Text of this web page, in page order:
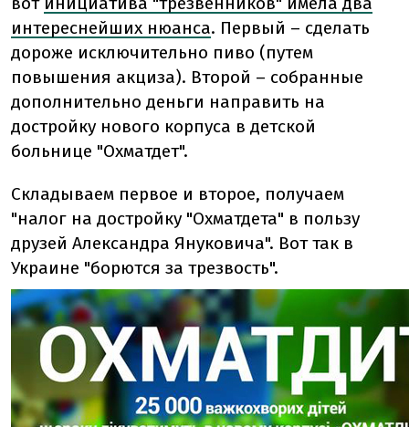
интереснейших нюанса. Первый – сделать
дороже исключительно пиво (путем
повышения акциза). Второй – собранные
дополнительно деньги направить на
достройку нового корпуса в детской
больнице "Охматдет".
Складываем первое и второе, получаем
"налог на достройку "Охматдета" в пользу
друзей Александра Януковича". Вот так в
Украине "борются за трезвость".